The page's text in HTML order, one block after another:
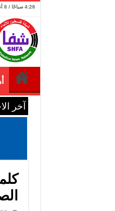
4:28 صباحًا / 8 أغسطس، 2026
آخر